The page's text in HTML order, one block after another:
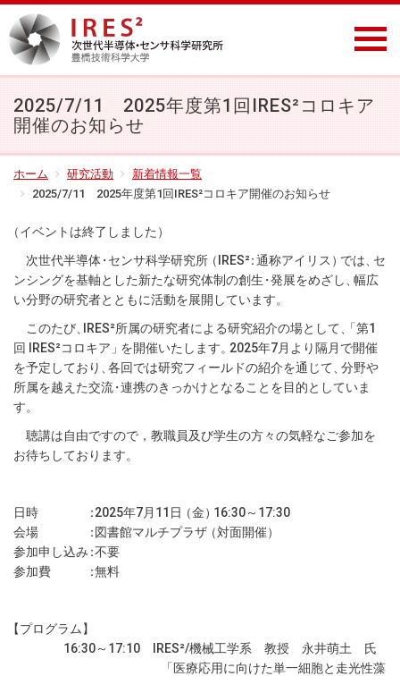
2025/7/11 2025年度第1回IRES²コロキア
開催のお知らせ
ホーム 研究活動
新着情報一覧
2025/7/11 2025年度第1回IRES²コロキア開催のお知らせ
（イベントは終了しました ）
次世代半導体・センサ科学研究所（IRES²：通称アイリス ） では
セ
ンシングを基軸とした新たな研究体制の創生・発展をめざし
幅広
い分野の研究者とともに活動を展開しています。
このたび
IRES²所属の研究者による研究紹介の場として
「第1
回 IRES²コロキア 」 を開催いたします。 2025年7月より隔月で開催
を予定しており
、各回では研究フィールドの紹介を通じて
分野や
所属を越えた交流・連携のきっかけとなることを目的としていま
す。
聴講は自由ですので，教職員及び学生の方々の気軽なご参加を
お待ちしております。
日時 ：2025年7月11 日（金） 16:30～17:30
会場
： 図書館マルチプラザ（対面開催）
参加申し込み：不要
参加費
：無料
【プログラム】
16:30～17:10 IRES²/機械工学系 教授 永井萌土 氏
「医療応用に向けた単一細胞と走光性藻